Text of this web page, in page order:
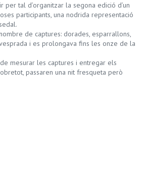
tal d’organitzar la segona edició d’un
participants, una nodrida representació
de captures: dorades, esparrallons,
i es prolongava fins les onze de la
mesurar les captures i entregar els
passaren una nit fresqueta però